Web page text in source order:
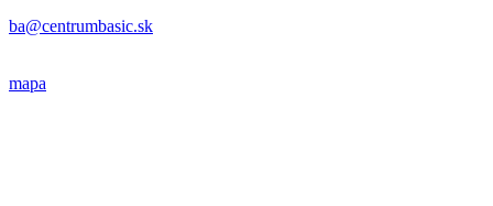
ba@centrumbasic.sk
mapa